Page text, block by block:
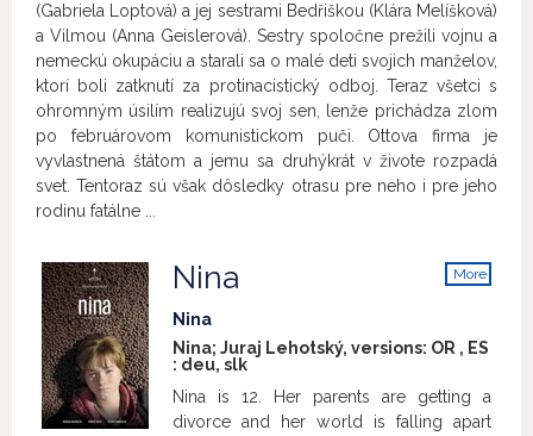
(Gabriela Loptová) a jej sestrami Bedřiškou (Klára Melíšková)
a Vilmou (Anna Geislerová). Sestry spoločne prežili vojnu a
nemeckú okupáciu a starali sa o malé deti svojich manželov,
ktorí boli zatknutí za protinacistický odboj. Teraz všetci s
ohromným úsilím realizujú svoj sen, lenže prichádza zlom
po februárovom komunistickom puči. Ottova firma je
vyvlastnená štátom a jemu sa druhýkrát v živote rozpadá
svet. Tentoraz sú však dôsledky otrasu pre neho i pre jeho
rodinu fatálne ...
More
Nina
Nina
Nina; Juraj Lehotský, versions: OR , ES
: deu, slk
Nina is 12. Her parents are getting a
divorce and her world is falling apart